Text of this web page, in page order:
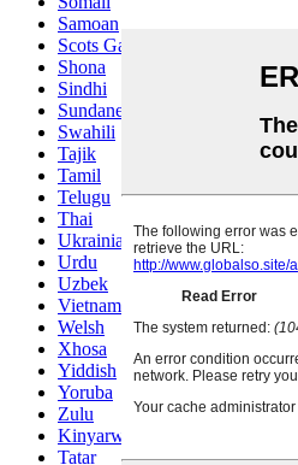
Samoan
Scots Gaelic
Shona
Sindhi
Sundanese
Swahili
Tajik
Tamil
Telugu
Thai
Ukrainian
Urdu
Uzbek
Vietnamese
Welsh
Xhosa
Yiddish
Yoruba
Zulu
Kinyarwanda
Tatar